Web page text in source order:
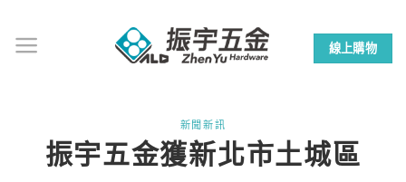
content
線上購物
新聞新訊
振宇五金獲新北市土城區